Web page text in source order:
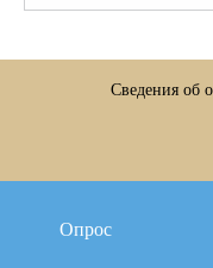
Сведения об
Опрос